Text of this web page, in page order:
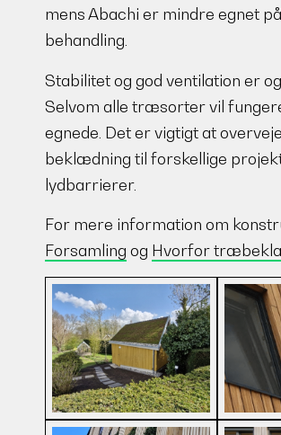
mens Abachi er mindre egnet
behandling.
Stabilitet og god ventilation er
Selvom alle træsorter vil
egnede. Det er vigtigt at
beklædning til forskellige
lydbarrierer.
For mere information om
Forsamling og Hvorfor